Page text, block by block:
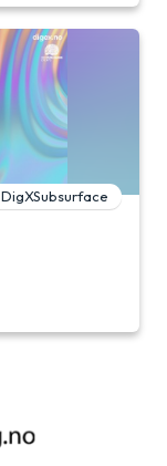
DigXSubsurface